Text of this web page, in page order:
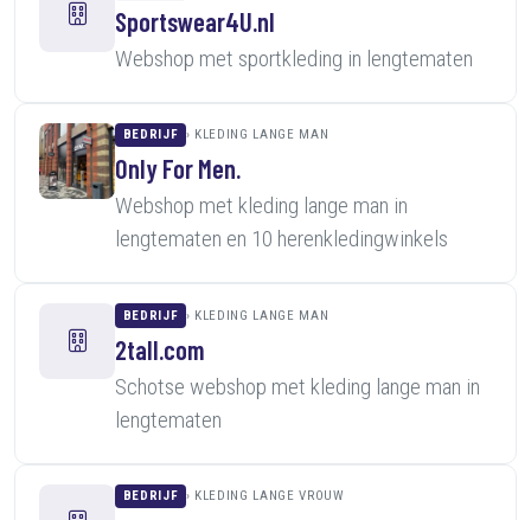
Sportswear4U.nl
Webshop met sportkleding in lengtematen
BEDRIJF KLEDING LANGE MAN
Only For Men.
Webshop met kleding lange man in
lengtematen en 10 herenkledingwinkels
BEDRIJF KLEDING LANGE MAN
2tall.com
Schotse webshop met kleding lange man in
lengtematen
BEDRIJF KLEDING LANGE VROUW